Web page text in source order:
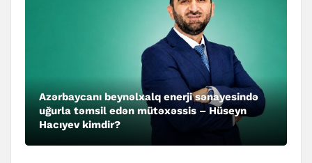
Azərbaycanı beynəlxalq enerji sənayesində
uğurla təmsil edən mütəxəssis – Hüseyn
Hacıyev kimdir?